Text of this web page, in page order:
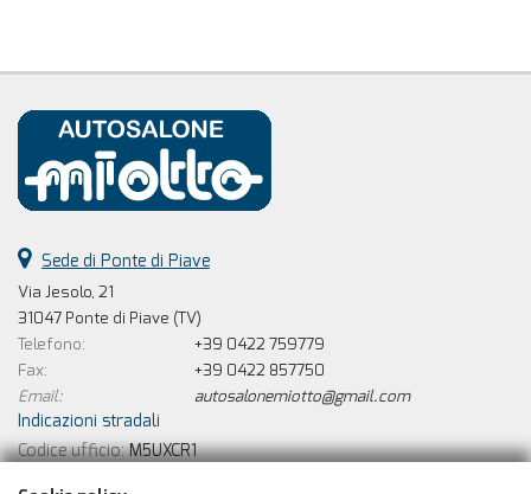
Sede di Ponte di Piave
Via Jesolo, 21
31047 Ponte di Piave (TV)
Telefono:
+39 0422 759779
Fax:
+39 0422 857750
Email:
autosalonemiotto@gmail.com
Indicazioni stradali
Codice ufficio:M5UXCR1